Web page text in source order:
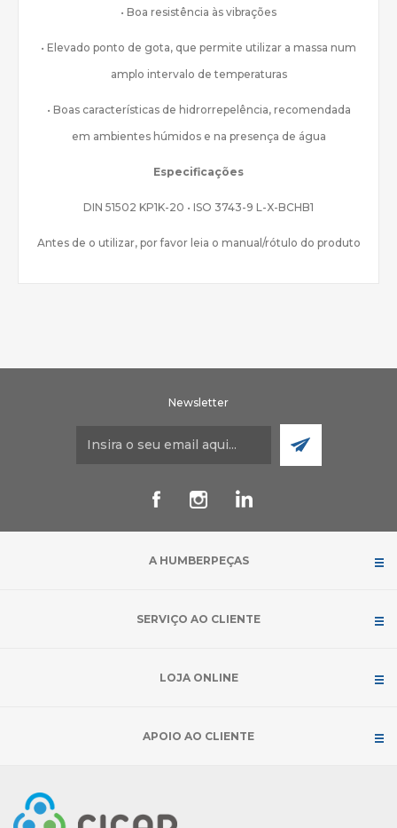
• Boa resistência às vibrações
• Elevado ponto de gota, que permite utilizar a massa num
amplo intervalo de temperaturas
• Boas características de hidrorrepelência, recomendada
em ambientes húmidos e na presença de água
Especificações
DIN 51502 KP1K-20 • ISO 3743-9 L-X-BCHB1
Antes de o utilizar, por favor leia o manual/rótulo do produto
Newsletter
A HUMBERPEÇAS
SERVIÇO AO CLIENTE
LOJA ONLINE
APOIO AO CLIENTE